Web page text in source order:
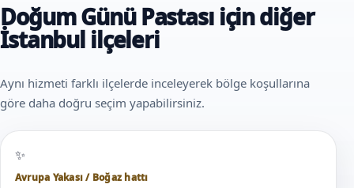
Doğum Günü Pastası için diğer
İstanbul ilçeleri
Aynı hizmeti farklı ilçelerde inceleyerek bölge koşullarına
göre daha doğru seçim yapabilirsiniz.
Avrupa Yakası / Boğaz hattı